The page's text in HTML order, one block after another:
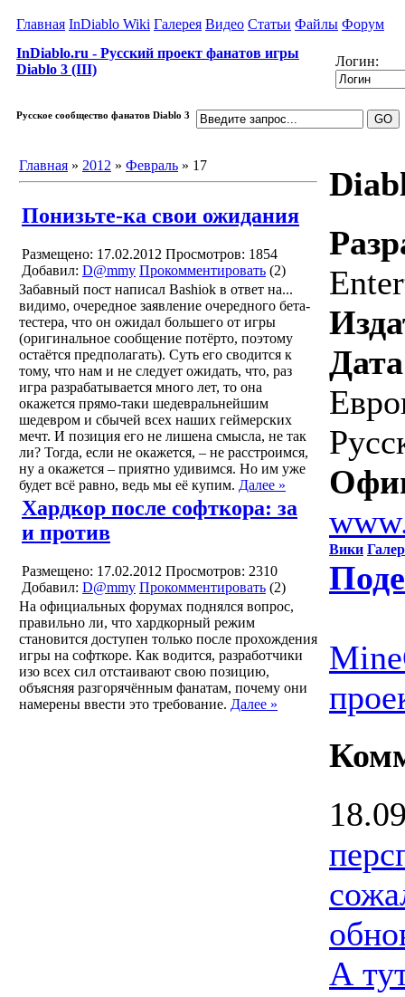
Главная InDiablo Wiki Галерея Видео Статьи Файлы Форум
InDiablo.ru - Русский проект фанатов игры
Diablo 3 (III)
Логин:
Русское сообщество фанатов Diablo 3
Главная » 2012 » Февраль » 17
Понизьте-ка свои ожидания
Размещено: 17.02.2012 Просмотров: 1854
Добавил: D@mmy Прокомментировать (2)
Забавный пост написал Bashiok в ответ на...
видимо, очередное заявление очередного бета-
тестера, что он ожидал большего от игры
(оригинальное сообщение потёрто, поэтому
остаётся предполагать). Суть его сводится к
тому, что нам и не следует ожидать, что, раз
игра разрабатывается много лет, то она
окажется прямо-таки шедевральнейшим
шедевром и сбычей всех наших геймерских
мечт. И позиция его не лишена смысла, не так
ли? Тогда, если не окажется, – не расстроимся,
ну а окажется – приятно удивимся. Но им уже
будет всё равно, ведь мы её купим. Далее »
Хардкор после софткора: за
и против
Размещено: 17.02.2012 Просмотров: 2310
Добавил: D@mmy Прокомментировать (2)
На официальных форумах поднялся вопрос,
правильно ли, что хардкорный режим
становится доступен только после прохождения
игры на софткоре. Как водится, разработчики
изо всех сил отстаивают свою позицию,
объясняя разгорячённым фанатам, почему они
намерены ввести это требование. Далее »
Вики
А